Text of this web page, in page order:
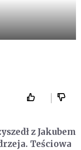
z Jakubem
Teściowa